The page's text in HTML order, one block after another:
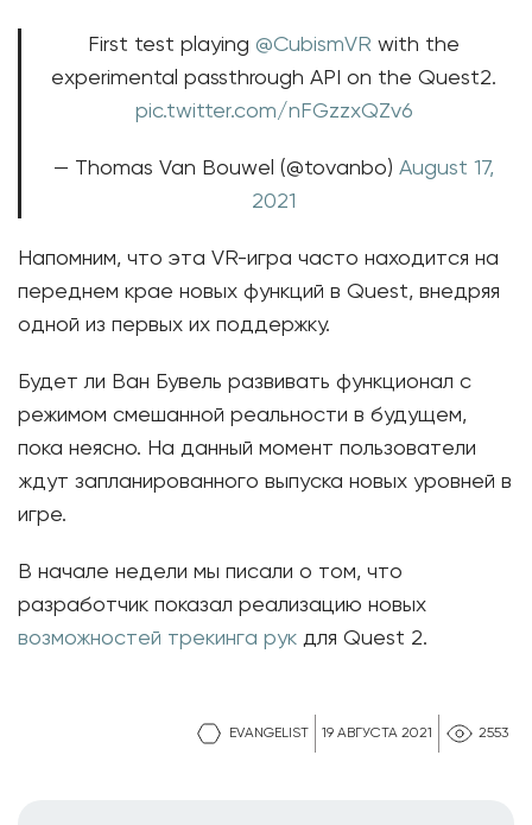
EVANGELIST 19 АВГУСТА 2021 2553
First test playing @CubismVR with the
experimental passthrough API on the Quest2.
pic.twitter.com/nFGzzxQZv6
— Thomas Van Bouwel (@tovanbo) August 17,
2021
Напомним, что эта VR-игра часто находится на
переднем крае новых функций в Quest, внедряя
одной из первых их поддержку.
Будет ли Ван Бувель развивать функционал с
режимом смешанной реальности в будущем,
пока неясно. На данный момент пользователи
ждут запланированного выпуска новых уровней в
игре.
В начале недели мы писали о том, что
разработчик показал реализацию новых
возможностей трекинга рук для Quest 2.